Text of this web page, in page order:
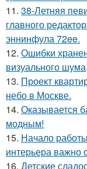
11. 38-Летняя
главного
эннинфула 72ee.
12. Ошибки
визуального
13. Проект
небо в Москве.
14. Оказывается
модным!
15. Начало
интерьера важно
16. Детские